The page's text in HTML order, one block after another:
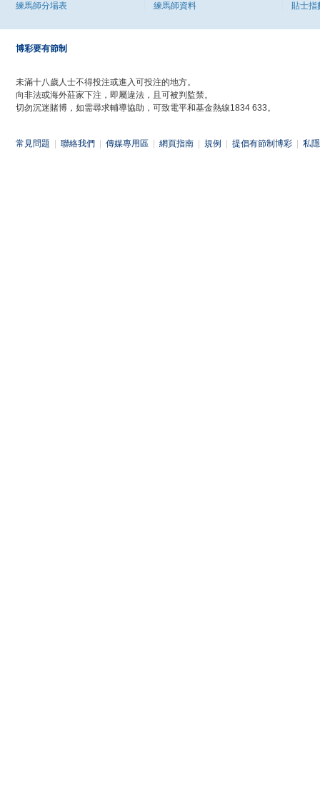
練馬師分場表
練馬師資料
貼士指
博彩要有節制
未滿十八歲人士不得投注或進入可投注的地方。
向非法或海外莊家下注，即屬違法，且可被判監禁。
切勿沉迷賭博，如需尋求輔導協助，可致電平和基金熱線1834 633。
常見問題 聯絡我們 傳媒專用區 網頁指南 規例 提倡有節制博彩 私